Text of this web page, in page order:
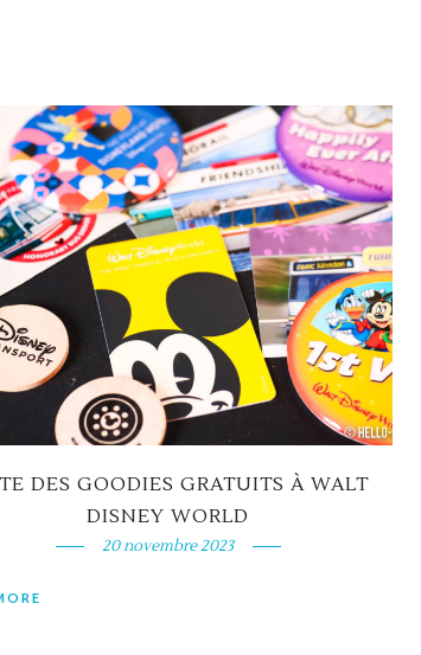
DES GOODIES GRATUITS À WALT
DISNEY WORLD
20 novembre 2023